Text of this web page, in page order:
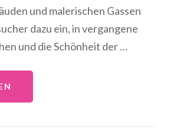
und malerischen Gassen
dazu ein, in vergangene
und die Schönheit der …